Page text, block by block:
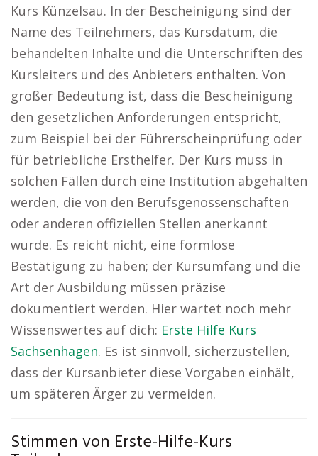
Kurs Künzelsau. In der Bescheinigung sind der
Name des Teilnehmers, das Kursdatum, die
behandelten Inhalte und die Unterschriften des
Kursleiters und des Anbieters enthalten. Von
großer Bedeutung ist, dass die Bescheinigung
den gesetzlichen Anforderungen entspricht,
zum Beispiel bei der Führerscheinprüfung oder
für betriebliche Ersthelfer. Der Kurs muss in
solchen Fällen durch eine Institution abgehalten
werden, die von den Berufsgenossenschaften
oder anderen offiziellen Stellen anerkannt
wurde. Es reicht nicht, eine formlose
Bestätigung zu haben; der Kursumfang und die
Art der Ausbildung müssen präzise
dokumentiert werden. Hier wartet noch mehr
Wissenswertes auf dich: Erste Hilfe Kurs
Sachsenhagen. Es ist sinnvoll, sicherzustellen,
dass der Kursanbieter diese Vorgaben einhält,
um späteren Ärger zu vermeiden.
Stimmen von Erste-Hilfe-Kurs